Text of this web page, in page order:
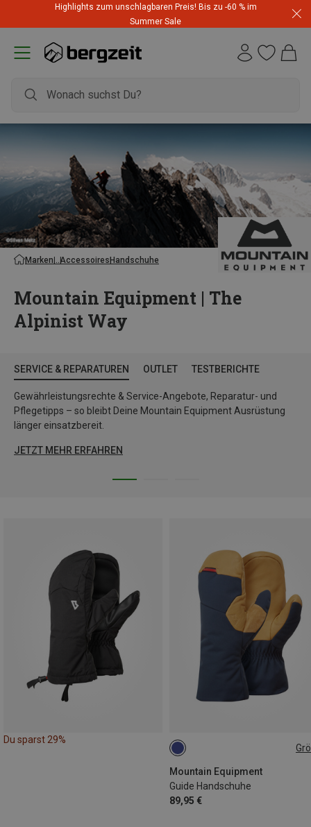
Highlights zum unschlagbaren Preis! Bis zu -60 % im
Summer Sale
Marken AccessoiresHandschuhe
Mountain Equipment | The
Alpinist Way
SERVICE & REPARATUREN OUTLET TESTBERICHTE
Gewährleistungsrechte & Service-Angebote, Reparatur- und
Pflegetipps – so bleibt Deine Mountain Equipment Ausrüstung
länger einsatzbereit.
JETZT MEHR ERFAHREN
Du sparst 29%
Mountain Equipment
Guide Handschuhe
89,95 €
S